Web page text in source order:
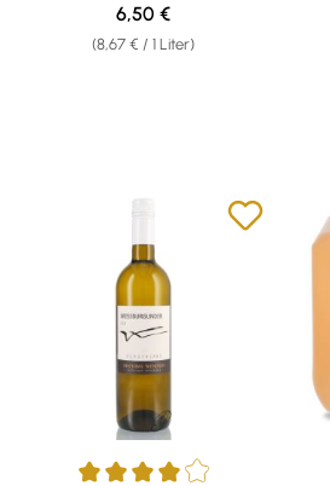
(8,67 € / 1 Liter)
Regulärer Preis:
6,50 €